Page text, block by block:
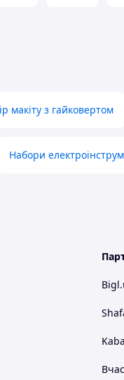
макіту з гайковертом
Набори